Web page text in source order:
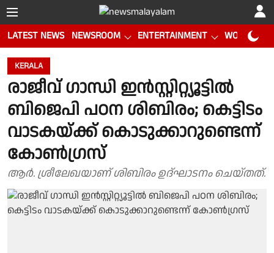
LATEST NEWS NEWSROOM ENTERTAINMENT WORLD CUP
KERALA
രാജീവ് ഗാന്ധി ഇൻസ്റ്റിറ്റ്യൂട്ടിൽ
ബിജെപി പഠന ശിബിരം; കെട്ടിടം
വാടകയ്ക്ക് കൊടുക്കാറുണ്ടെന്ന്
കോൺഗ്രസ്
ആർ. ശ്രീലേഖയാണ് ശിബിരം ഉദ്ഘാടനം ചെയ്തത്.